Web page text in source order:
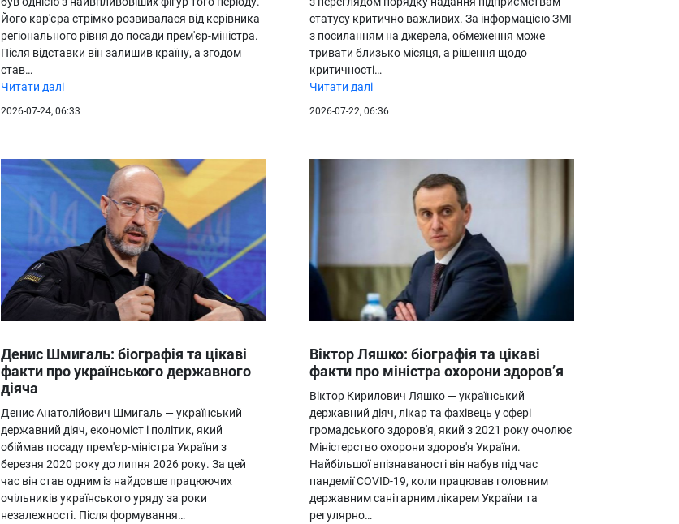
Його кар'єра стрімко розвивалася від керівника
регіонального рівня до посади прем'єр-міністра.
Після відставки він залишив країну, а згодом
став…
Читати далі
2026-07-24, 06:33
статусу критично важливих. За інформацією ЗМІ
з посиланням на джерела, обмеження може
тривати близько місяця, а рішення щодо
критичності…
Читати далі
2026-07-22, 06:36
Денис Шмигаль: біографія та цікаві
факти про українського державного
діяча
Денис Анатолійович Шмигаль — український
державний діяч, економіст і політик, який
обіймав посаду прем'єр-міністра України з
березня 2020 року до липня 2026 року. За цей
час він став одним із найдовше працюючих
очільників українського уряду за роки
незалежності. Після формування…
Віктор Ляшко: біографія та цікаві
факти про міністра охорони здоров’я
Віктор Кирилович Ляшко — український
державний діяч, лікар та фахівець у сфері
громадського здоров'я, який з 2021 року очолює
Міністерство охорони здоров'я України.
Найбільшої впізнаваності він набув під час
пандемії COVID-19, коли працював головним
державним санітарним лікарем України та
регулярно…